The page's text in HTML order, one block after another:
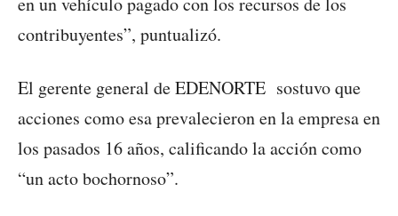
contribuyentes”, puntualizó.
El gerente general de EDENORTE sostuvo que
acciones como esa prevalecieron en la empresa en
los pasados 16 años, calificando la acción como
“un acto bochornoso”.